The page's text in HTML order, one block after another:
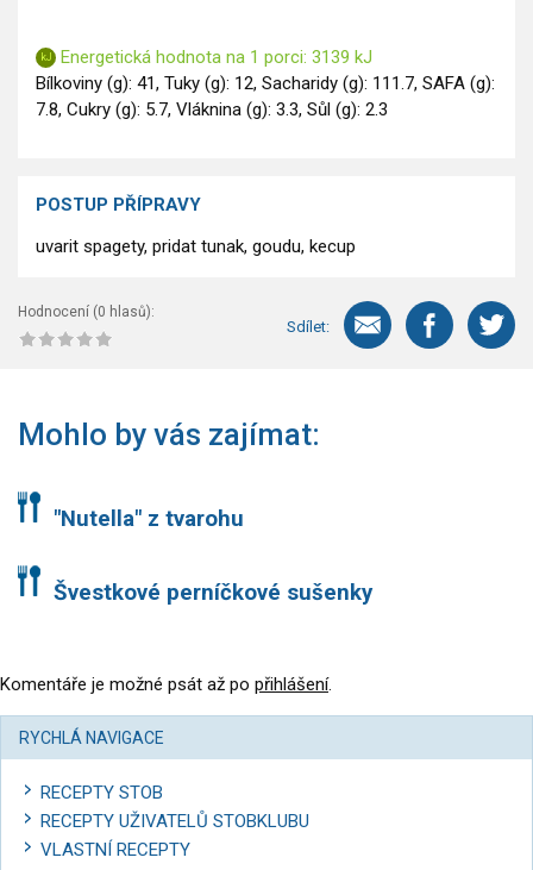
Energetická hodnota na 1 porci: 3139 kJ
Bílkoviny (g): 41, Tuky (g): 12, Sacharidy (g): 111.7, SAFA (g):
7.8, Cukry (g): 5.7, Vláknina (g): 3.3, Sůl (g): 2.3
POSTUP PŘÍPRAVY
uvarit spagety, pridat tunak, goudu, kecup
Hodnocení (0 hlasů):
Sdílet:
Mohlo by vás zajímat:
"Nutella" z tvarohu
Švestkové perníčkové sušenky
Komentáře je možné psát až po přihlášení.
RYCHLÁ NAVIGACE
RECEPTY STOB
RECEPTY UŽIVATELŮ STOBKLUBU
VLASTNÍ RECEPTY